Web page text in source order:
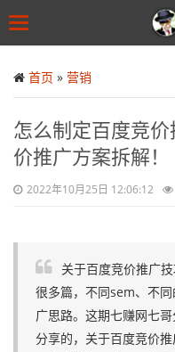
to
main
Toggle
首页 » 营销
怎么制定百度竞
价推广方案拆解！
2022年10月25日 12:06:12
关于百度竞价推广
很多篇，不同sem、不
广思路。这期七赚网七
分享的，关于百度竞价